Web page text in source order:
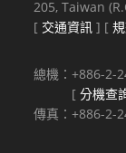
205, Taiwan
[ 交通資訊 ] [
總機：+886-2-
[分機查
傳真：+886-2-